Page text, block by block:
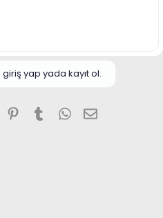
yap yada kayıt ol.
Pinterest
TumblrWhatsApp
E-posta